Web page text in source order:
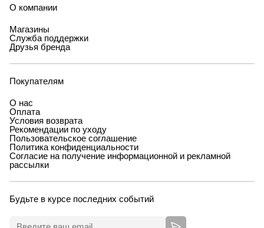
О компании
Магазины
Служба поддержки
Друзья бренда
Покупателям
О нас
Оплата
Условия возврата
Рекомендации по уходу
Пользовательское соглашение
Политика конфиденциальности
Согласие на получение информационной и рекламной
рассылки
Будьте в курсе последних событий